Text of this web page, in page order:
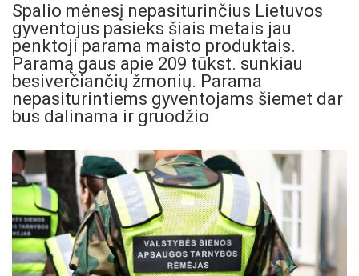
Spalio mėnesį nepasiturinčius Lietuvos
gyventojus pasieks šiais metais jau
penktoji parama maisto produktais.
Paramą gaus apie 209 tūkst. sunkiau
besiverčiančių žmonių. Parama
nepasiturintiems gyventojams šiemet dar
bus dalinama ir gruodžio